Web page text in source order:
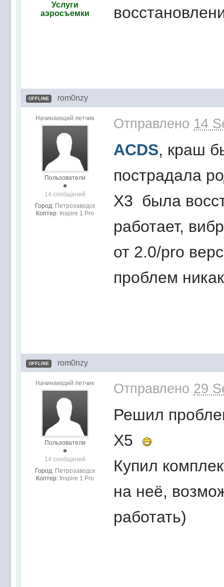
Услуги
аэросъемки
OFFLINE rom0nzy
Начинающий летчик
Пользователи
14 сообщений
Город: Петрозаводск
Коптер: Inspire 1 Pro
Отправлено 14
ACDS, краш
пострадала
X3 была
работает,
от 2.0/pro
проблем
OFFLINE rom0nzy
Начинающий летчик
Пользователи
14 сообщений
Город: Петрозаводск
Коптер: Inspire 1 Pro
Отправлено 29
Решил
X5
Купил
на неё,
работать)